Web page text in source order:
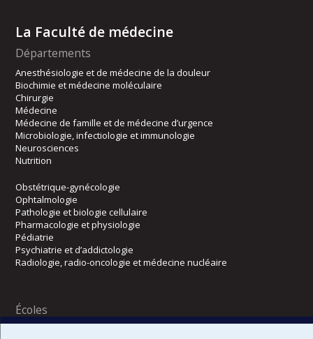
La Faculté de médecine
Départements
Anesthésiologie et de médecine de la douleur
Biochimie et médecine moléculaire
Chirurgie
Médecine
Médecine de famille et de médecine d’urgence
Microbiologie, infectiologie et immunologie
Neurosciences
Nutrition
Obstétrique-gynécologie
Ophtalmologie
Pathologie et biologie cellulaire
Pharmacologie et physiologie
Pédiatrie
Psychiatrie et d’addictologie
Radiologie, radio-oncologie et médecine nucléaire
Écoles